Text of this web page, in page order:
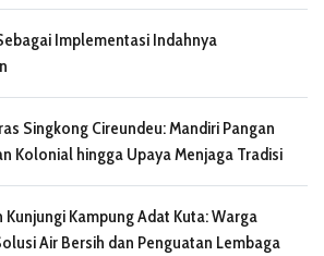
Implementasi Indahnya
Singkong Cireundeu: Mandiri Pangan
Kolonial hingga Upaya Menjaga Tradisi
Kampung Adat Kuta: Warga
Air Bersih dan Penguatan Lembaga